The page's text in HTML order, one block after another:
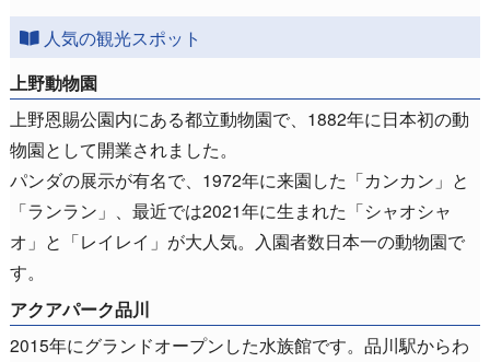
人気の観光スポット
上野動物園
上野恩賜公園内にある都立動物園で、1882年に日本初の動
物園として開業されました。
パンダの展示が有名で、1972年に来園した「カンカン」と
「ランラン」、最近では2021年に生まれた「シャオシャ
オ」と「レイレイ」が大人気。入園者数日本一の動物園で
す。
アクアパーク品川
2015年にグランドオープンした水族館です。品川駅からわ